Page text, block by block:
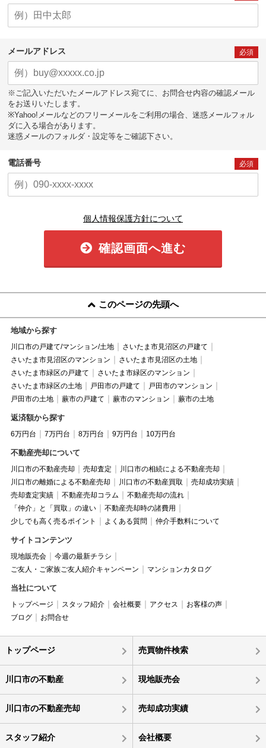
メールアドレス 必須
※ご記入いただいたメールアドレス宛てに、お問合せ内容の確認メール
をお送りいたします。
※Yahoo!メールなどのフリーメールをご利用の場合、迷惑メールフォル
ダに入る場合があります。
迷惑メールのフォルダ・設定等をご確認下さい。
電話番号 必須
個人情報保護方針について
確認画面へ進む
このページの先頭へ
地域から探す
川口市の戸建て/マンション/土地
さいたま市見沼区の戸建て
さいたま市見沼区のマンション
さいたま市見沼区の土地
さいたま市緑区の戸建て
さいたま市緑区のマンション
さいたま市緑区の土地
戸田市の戸建て
戸田市のマンション
戸田市の土地
蕨市の戸建て 蕨市のマンション 蕨市の土地
返済額から探す
6万円台 7万円台 8万円台 9万円台 10万円台
不動産売却について
川口市の不動産売却 売却査定
川口市の相続による不動産売却
川口市の離婚による不動産売却
川口市の不動産買取
売却成功実績
売却査定実績
不動産売却コラム
不動産売却の流れ
「仲介」と「買取」の違い
不動産売却時の諸費用
少しでも高く売るポイント
よくある質問 仲介手数料について
サイトコンテンツ
現地販売会
今週の最新チラシ
ご友人・ご家族ご友人紹介キャンペーン
マンションカタログ
当社について
トップページ スタッフ紹介 会社概要 アクセス
お客様の声
ブログ
お問合せ
トップページ 売買物件検索
川口市の不動産 現地販売会
川口市の不動産売却 売却成功実績
スタッフ紹介 会社概要